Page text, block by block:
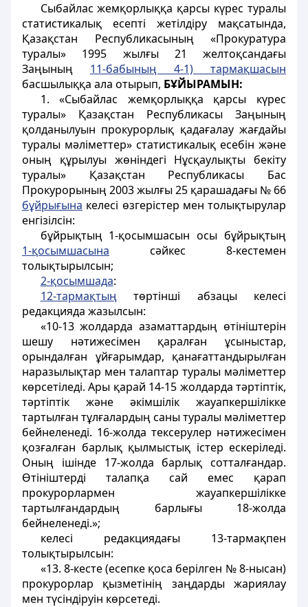
Сыбайлас жемқорлыққа қарсы күрес туралы
статистикалық есепті жетілдіру мақсатында,
Қазақстан Республикасының «Прокуратура
туралы» 1995 жылғы 21 желтоқсандағы
Заңының 11-бабының 4-1) тармақшасын
басшылыққа ала отырып, БҰЙЫРАМЫН:
1. «Сыбайлас жемқорлыққа қарсы күрес
туралы» Қазақстан Республикасы Заңының
қолданылуын прокурорлық қадағалау жағдайы
туралы мәліметтер» статистикалық есебін және
оның құрылуы жөніндегі Нұсқаулықты бекіту
туралы» Қазақстан Республикасы Бас
Прокурорының 2003 жылғы 25 қарашадағы № 66
бұйрығына келесі өзгерістер мен толықтырулар
енгізілсін:
бұйрықтың 1-қосымшасын осы бұйрықтың
1-қосымшасына сәйкес 8-кестемен
толықтырылсын;
2-қосымшада:
12-тармақтың төртінші абзацы келесі
редакцияда жазылсын:
«10-13 жолдарда азаматтардың өтініштерін
шешу нәтижесімен қаралған ұсыныстар,
орындалған ұйғарымдар, қанағаттандырылған
наразылықтар мен талаптар туралы мәліметтер
көрсетіледі. Ары қарай 14-15 жолдарда тәртіптік,
тәртіптік және әкімшілік жауапкершілікке
тартылған тұлғалардың саны туралы мәліметтер
бейнеленеді. 16-жолда тексерулер нәтижесімен
қозғалған барлық қылмыстық істер ескеріледі.
Оның ішінде 17-жолда барлық сотталғандар.
Өтініштерді талапқа сай емес қарап
прокурорлармен жауапкершілікке
тартылғандардың барлығы 18-жолда
бейнеленеді.»;
келесі редакциядағы 13-тармақпен
толықтырылсын:
«13. 8-кесте (есепке қоса берілген № 8-нысан)
прокурорлар қызметінің заңдарды жариялау
мен түсіндіруін көрсетеді.